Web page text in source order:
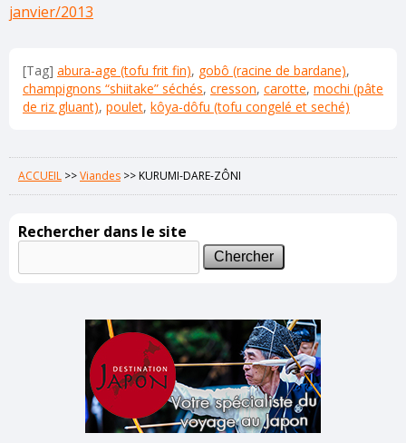
janvier/2013
[Tag] abura-age (tofu frit fin), gobô (racine de bardane),
champignons “shiitake” séchés, cresson, carotte, mochi (pâte
de riz gluant), poulet, kôya-dôfu (tofu congelé et seché)
ACCUEIL >>Viandes >>KURUMI-DARE-ZÔNI
Rechercher dans le site